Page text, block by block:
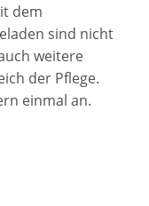
dem
sind nicht
weitere
der Pflege.
einmal an.